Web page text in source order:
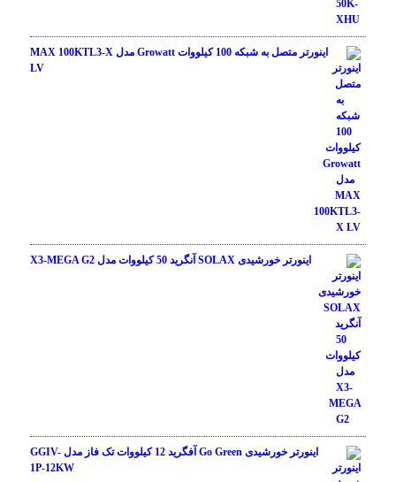
اینورتر متصل به شبکه 100 کیلووات Growatt مدل MAX 100KTL3-X
LV
اینورتر خورشیدی SOLAX آنگرید 50 کیلووات مدل X3-MEGA G2
اینورتر خورشیدی Go Green آفگرید 12 کیلووات تک فاز مدل GGIV-
1P-12KW